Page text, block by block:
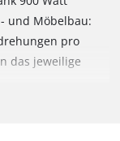
und Möbelbau:
pro
das jeweilige
ermöglicht